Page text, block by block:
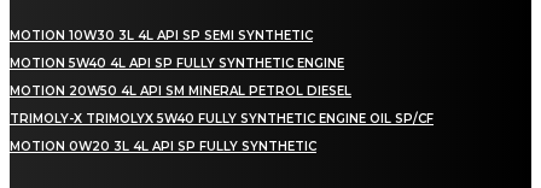
MOTION 10W30 3L 4L API SP SEMI SYNTHETIC
MOTION 5W40 4L API SP FULLY SYNTHETIC ENGINE
MOTION 20W50 4L API SM MINERAL PETROL DIESEL
TRIMOLY-X TRIMOLYX 5W40 FULLY SYNTHETIC ENGINE OIL SP/CF
MOTION 0W20 3L 4L API SP FULLY SYNTHETIC